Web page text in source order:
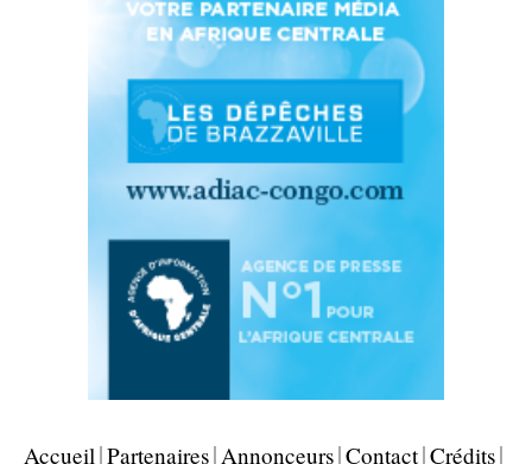
Accueil Partenaires Annonceurs Contact Crédits